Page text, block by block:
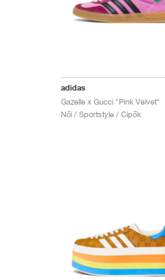
adidas
Gazelle x Gucci "Pink Velvet"
Női / Sportstyle / Cipők